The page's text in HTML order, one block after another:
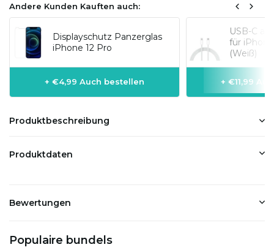
Andere Kunden Kauften auch:
Displayschutz Panzerglas
iPhone 12 Pro
+ €4,99 Auch bestellen
USB-C
für
(Weiß)
+ €11,99
Produktbeschreibung
Produktdaten
Bewertungen
Populaire bundels